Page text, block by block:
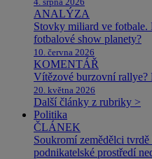
ANALÝZA
Stovky miliard ve fotbale.
fotbalové show planety?
10. června 2026
KOMENTÁŘ
Vítězové burzovní rallye?
20. května 2026
Další články z rubriky >
Politika
ČLÁNEK
Soukromí zemědělci
podnikatelské prostředí